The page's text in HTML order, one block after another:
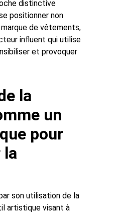
distinctive
positionner non
de vêtements,
influent qui utilise
et provoquer
la
un
pour
la
son utilisation de la
artistique visant à